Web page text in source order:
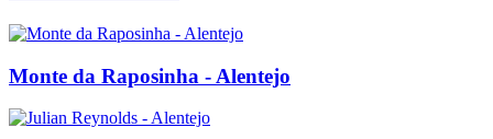
Monte da Raposinha - Alentejo